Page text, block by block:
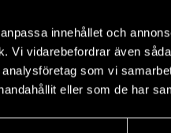
innehållet och
Vi vidarebefordrar även
som vi
eller som de har